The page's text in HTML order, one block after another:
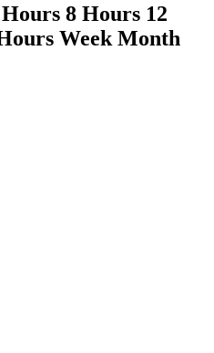
Hours 8 Hours 12
Week Month